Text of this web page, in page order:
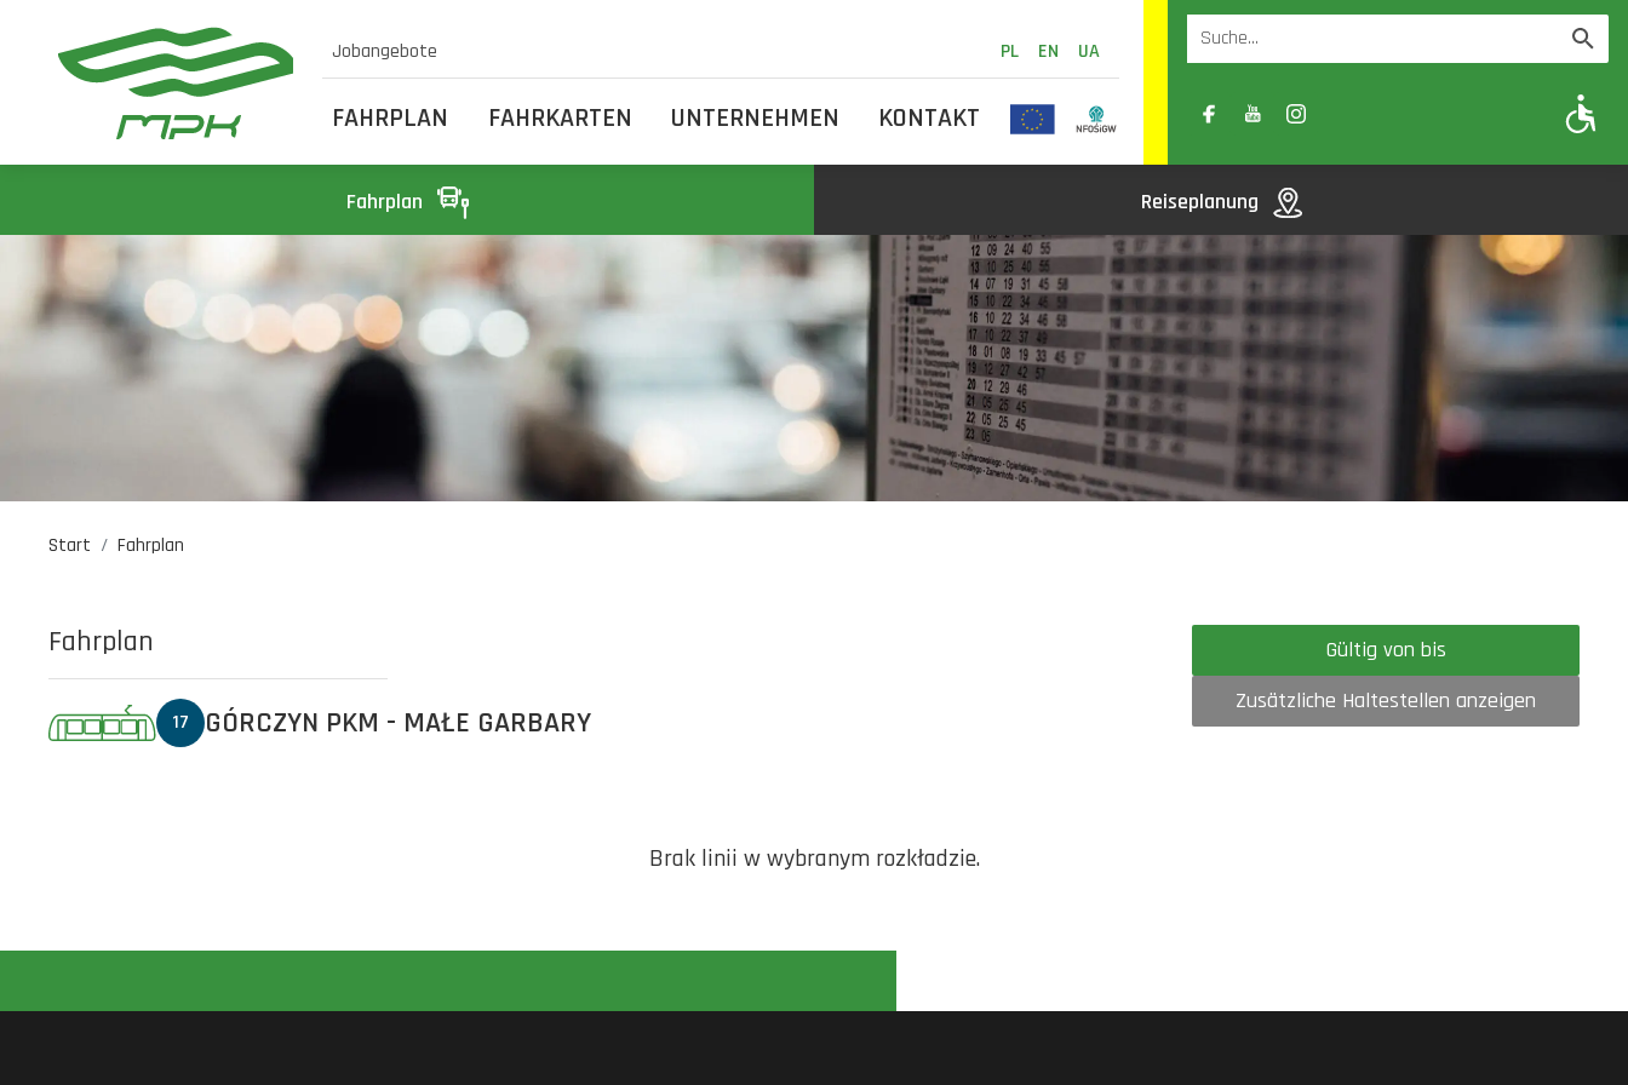
Jobangebote PL EN UA
FAHRPLAN FAHRKARTEN UNTERNEHMEN KONTAKT A- A A+
Fahrplan Reiseplanung
Start Fahrplan
Fahrplan
17 GÓRCZYN PKM - MAŁE GARBARY
Gültig von bis
Zusätzliche Haltestellen anzeigen
Brak linii w wybranym rozkładzie.